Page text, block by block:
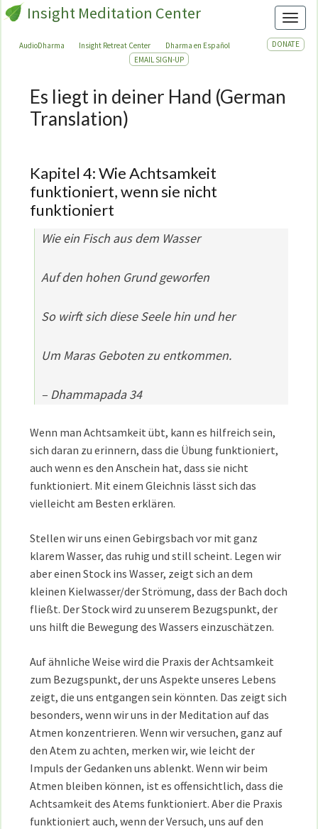
Insight Meditation Center
AudioDharma Insight Retreat Center Dharma en Español
DONATE
EMAIL SIGN-UP
Es
liegt
in
(German
Translation)
Es liegt in deiner Hand (German
Translation)
Kapitel 4: Wie Achtsamkeit
funktioniert, wenn sie nicht
funktioniert
Wie ein Fisch aus dem Wasser
Auf den hohen Grund geworfen
So wirft sich diese Seele hin und her
Um Maras Geboten zu entkommen.
– Dhammapada 34
Wenn man Achtsamkeit übt, kann es hilfreich sein,
sich daran zu erinnern, dass die Übung funktioniert,
auch wenn es den Anschein hat, dass sie nicht
funktioniert. Mit einem Gleichnis lässt sich das
vielleicht am Besten erklären.
Stellen wir uns einen Gebirgsbach vor mit ganz
klarem Wasser, das ruhig und still scheint. Legen wir
aber einen Stock ins Wasser, zeigt sich an dem
kleinen Kielwasser/der Strömung, dass der Bach doch
fließt. Der Stock wird zu unserem Bezugspunkt, der
uns hilft die Bewegung des Wassers einzuschätzen.
Auf ähnliche Weise wird die Praxis der Achtsamkeit
zum Bezugspunkt, der uns Aspekte unseres Lebens
zeigt, die uns entgangen sein könnten. Das zeigt sich
besonders, wenn wir uns in der Meditation auf das
Atmen konzentrieren. Wenn wir versuchen, ganz auf
den Atem zu achten, merken wir, wie leicht der
Impuls der Gedanken uns ablenkt. Wenn wir beim
Atmen bleiben können, ist es offensichtlich, dass die
Achtsamkeit des Atems funktioniert. Aber die Praxis
funktioniert auch, wenn der Versuch, uns auf den